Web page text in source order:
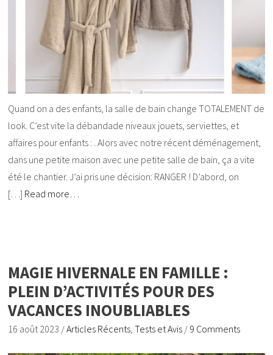
Quand on a des enfants, la salle de bain change TOTALEMENT de
look. C’est vite la débandade niveaux jouets, serviettes, et
affaires pour enfants : . Alors avec notre récent déménagement,
dans une petite maison avec une petite salle de bain, ça a vite
été le chantier. J’ai pris une décision: RANGER ! D’abord, on
[…] Read more…
MAGIE HIVERNALE EN FAMILLE :
PLEIN D’ACTIVITÉS POUR DES
VACANCES INOUBLIABLES
16 août 2023 /Articles Récents,Tests et Avis / 9 Comments